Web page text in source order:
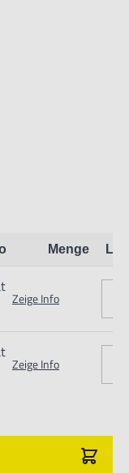
geeignet.
Menge
Zeige Info
Zeige Info